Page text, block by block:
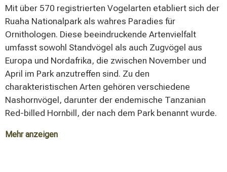
wobei ersterer besonders durch seine imposante
Erscheinung und die charakteristische Spiralform der
Hörner auffällt. Rappen- und Pferdeantilopen
repräsentieren weitere Highlights der Parkfauna, die
aufgrund ihrer Seltenheit und Schönheit besonders
geschätzt werden. Die Rappenantilope ist durch ihr
glänzend schwarzes Fell und die langen, geraden
Hörner unverwechselbar, während die Pferdeantilope
durch ihre rötlich-braune Färbung charakterisiert wird.
Mit über 570 registrierten Vogelarten etabliert sich der
Ruaha Nationalpark als wahres Paradies für
Ornithologen. Diese beeindruckende Artenvielfalt
umfasst sowohl Standvögel als auch Zugvögel aus
Europa und Nordafrika, die zwischen November und
April im Park anzutreffen sind. Zu den
charakteristischen Arten gehören verschiedene
Nashornvögel, darunter der endemische Tanzanian
Red-billed Hornbill, der nach dem Park benannt wurde.
Mehr anzeigen